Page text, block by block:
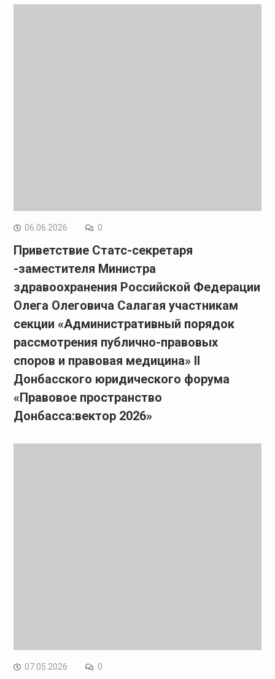
06.06.2026 0
Приветствие Статс-секретаря
-заместителя Министра
здравоохранения Российской Федерации
Олега Олеговича Салагая участникам
секции «Административный порядок
рассмотрения публично-правовых
споров и правовая медицина» II
Донбасского юридического форума
«Правовое пространство
Донбасса:вектор 2026»
07.05.2026 0